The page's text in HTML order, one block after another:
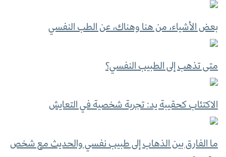
بعض الأشياء، من هنا وهناك، عن الطب النفسي
متى تذهب إلى الطبيب النفسي؟
الاكتئاب كحقيبة يد: تجربة شخصية في التعايش
ما الفارق بين الذهاب إلى طبيب نفسي والحديث مع شخص